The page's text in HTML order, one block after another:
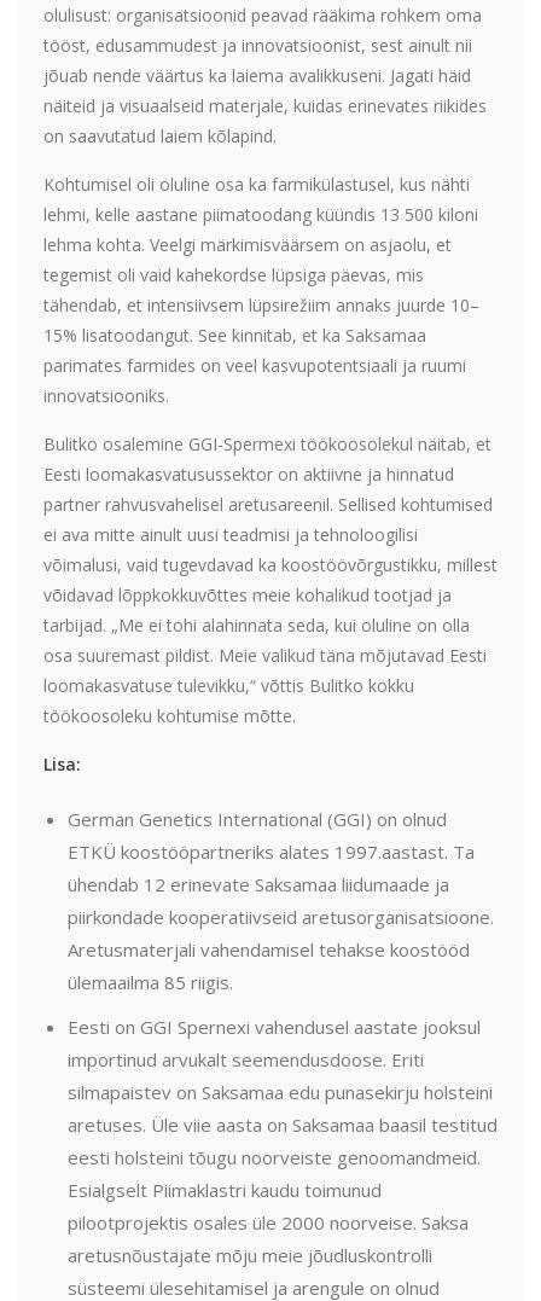
olulisust: organisatsioonid peavad rääkima rohkem oma
tööst, edusammudest ja innovatsioonist, sest ainult nii
jõuab nende väärtus ka laiema avalikkuseni. Jagati häid
näiteid ja visuaalseid materjale, kuidas erinevates riikides
on saavutatud laiem kõlapind.
Kohtumisel oli oluline osa ka farmikülastusel, kus nähti
lehmi, kelle aastane piimatoodang küündis 13 500 kiloni
lehma kohta. Veelgi märkimisväärsem on asjaolu, et
tegemist oli vaid kahekordse lüpsiga päevas, mis
tähendab, et intensiivsem lüpsirežiim annaks juurde 10–
15% lisatoodangut. See kinnitab, et ka Saksamaa
parimates farmides on veel kasvupotentsiaali ja ruumi
innovatsiooniks.
Bulitko osalemine GGI-Spermexi töökoosolekul näitab, et
Eesti loomakasvatusussektor on aktiivne ja hinnatud
partner rahvusvahelisel aretusareenil. Sellised kohtumised
ei ava mitte ainult uusi teadmisi ja tehnoloogilisi
võimalusi, vaid tugevdavad ka koostöövõrgustikku, millest
võidavad lõppkokkuvõttes meie kohalikud tootjad ja
tarbijad. „Me ei tohi alahinnata seda, kui oluline on olla
osa suuremast pildist. Meie valikud täna mõjutavad Eesti
loomakasvatuse tulevikku,“ võttis Bulitko kokku
töökoosoleku kohtumise mõtte.
Lisa:
German Genetics International (GGI) on olnud
ETKÜ koostööpartneriks alates 1997.aastast. Ta
ühendab 12 erinevate Saksamaa liidumaade ja
piirkondade kooperatiivseid aretusorganisatsioone.
Aretusmaterjali vahendamisel tehakse koostööd
ülemaailma 85 riigis.
Eesti on GGI Spernexi vahendusel aastate jooksul
importinud arvukalt seemendusdoose. Eriti
silmapaistev on Saksamaa edu punasekirju holsteini
aretuses. Üle viie aasta on Saksamaa baasil testitud
eesti holsteini tõugu noorveiste genoomandmeid.
Esialgselt Piimaklastri kaudu toimunud
pilootprojektis osales üle 2000 noorveise. Saksa
aretusnõustajate mõju meie jõudluskontrolli
süsteemi ülesehitamisel ja arengule on olnud